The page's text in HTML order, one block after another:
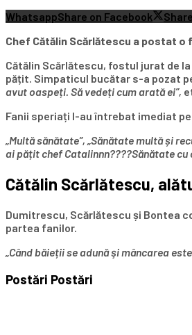
WhatsappShare on Facebook
Chef Cătălin Scărlătescu a postat o
Cătălin Scărlătescu, fostul jurat de
pățit. Simpaticul bucătar s-a pozat
avut oaspeți. Să vedeți cum arată ei”,
Fanii speriați l-au întrebat imediat
„Multă sănătate”, „Sănătate multă și
ai pățit chef Catalinnn????Sănătate cu
Cătălin Scărlătescu,
Dumitrescu, Scărlătescu și Bontea
partea fanilor.
„Când băieții se adună şi mâncarea
Postări Postări